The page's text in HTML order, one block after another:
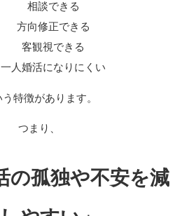
相談できる
方向修正できる
客観視できる
一人婚活になりにくい
う特徴があります。
つまり、
の孤独や不安を減